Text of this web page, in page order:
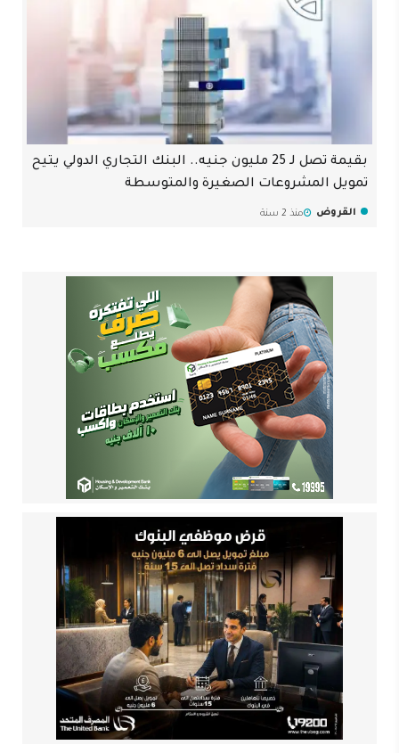
بقيمة تصل لـ 25 مليون جنيه.. البنك التجاري الدولي يتيح
تمويل المشروعات الصغيرة والمتوسطة
القروض منذ 2 سنة